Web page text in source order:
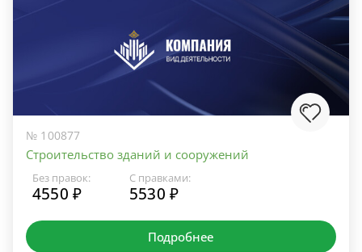
№ 100877
Строительство зданий и сооружений
Без правок:
4550 ₽
С правками:
5530 ₽
Подробнее